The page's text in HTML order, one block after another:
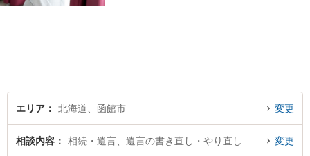
エリア 北海道、函館市 変更
相談内容 相続・遺言、遺言の書き直し・やり直し 変更